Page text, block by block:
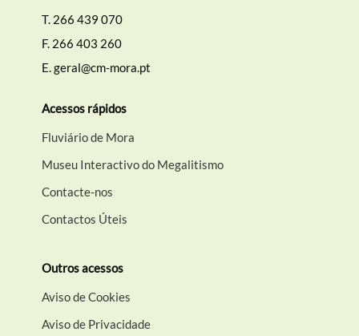
Filtros
T. 266 439 070
F. 266 403 260
E.geral@cm-mora.pt
Acessos rápidos
Fluviário de Mora
Museu Interactivo do Megalitismo
Contacte-nos
Contactos Úteis
Outros acessos
Aviso de Cookies
Aviso de Privacidade